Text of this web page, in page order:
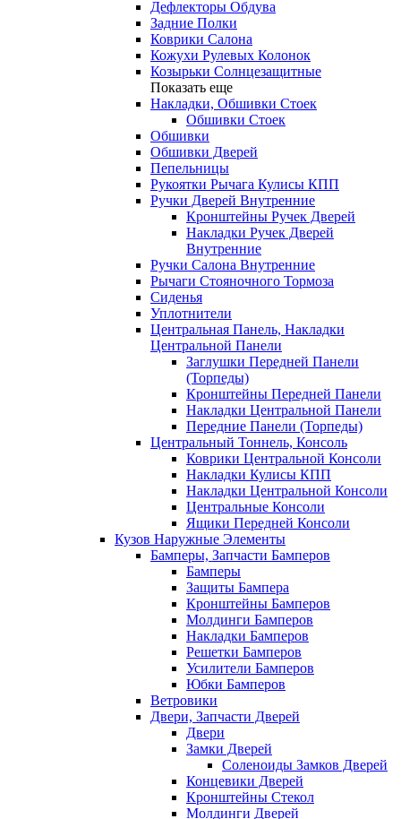
Дефлекторы Обдува
Задние Полки
Коврики Салона
Кожухи Рулевых Колонок
Козырьки Солнцезащитные
Показать еще
Накладки, Обшивки Стоек
Обшивки Стоек
Обшивки
Обшивки Дверей
Пепельницы
Рукоятки Рычага Кулисы КПП
Ручки Дверей Внутренние
Кронштейны Ручек Дверей
Накладки Ручек Дверей
Внутренние
Ручки Салона Внутренние
Рычаги Стояночного Тормоза
Сиденья
Уплотнители
Центральная Панель, Накладки
Центральной Панели
Заглушки Передней Панели
(Торпеды)
Кронштейны Передней Панели
Накладки Центральной Панели
Передние Панели (Торпеды)
Центральный Тоннель, Консоль
Коврики Центральной Консоли
Накладки Кулисы КПП
Накладки Центральной Консоли
Центральные Консоли
Ящики Передней Консоли
Кузов Наружные Элементы
Бамперы, Запчасти Бамперов
Бамперы
Защиты Бампера
Кронштейны Бамперов
Молдинги Бамперов
Накладки Бамперов
Решетки Бамперов
Усилители Бамперов
Юбки Бамперов
Ветровики
Двери, Запчасти Дверей
Двери
Замки Дверей
Соленоиды Замков Дверей
Концевики Дверей
Кронштейны Стекол
Молдинги Дверей